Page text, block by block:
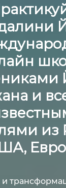
и
из
и